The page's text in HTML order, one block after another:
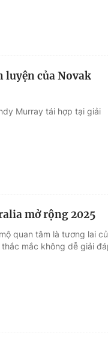
luyện của Novak
Murray tái hợp tại giải
mở rộng 2025
quan tâm là tương lai
mắc không dễ giải